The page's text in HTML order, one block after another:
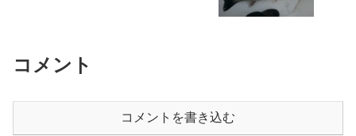
コメント
コメントを書き込む